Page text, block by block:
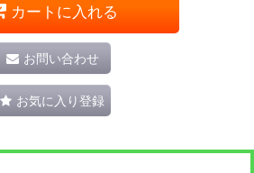
カートに入れる
お問い合わせ
お気に入り登録